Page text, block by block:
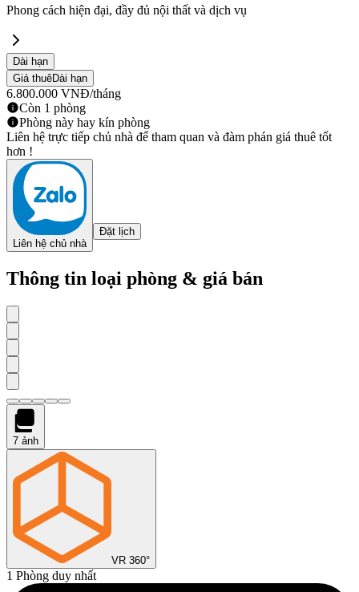
Phong cách hiện đại, đầy đủ nội thất và dịch vụ
Dài hạn
Giá thuêDài hạn
6.800.000 VNĐ/tháng
Còn 1 phòng
Phòng này hay kín phòng
Liên hệ trực tiếp chủ nhà để tham quan và đàm phán giá thuê tốt
hơn !
Liên hệ chủ nhà
Đặt lịch
Thông tin loại phòng & giá bán
7 ảnh
VR 360°
1 Phòng duy nhất